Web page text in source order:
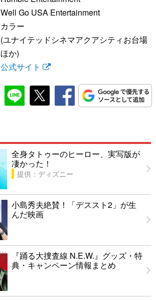
Well Go USA Entertainment
カラー
(ユナイテッドシネマアクアシティお台場
ほか)
公式サイト
全身タトゥーのヒーロー、実写版が
凄かった！
提供：ディズニー
小島秀夫絶賛！「デススト2」が生
んだ映画
『踊る大捜査線 N.E.W.』グッズ・特
典・キャンペーン情報まとめ